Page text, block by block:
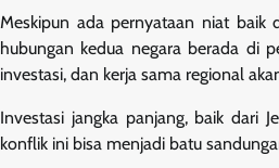
Meskipun ada pernyataan niat baik
hubungan kedua negara berada di
investasi, dan kerja sama regional
Investasi jangka panjang, baik dari
konflik ini bisa menjadi batu